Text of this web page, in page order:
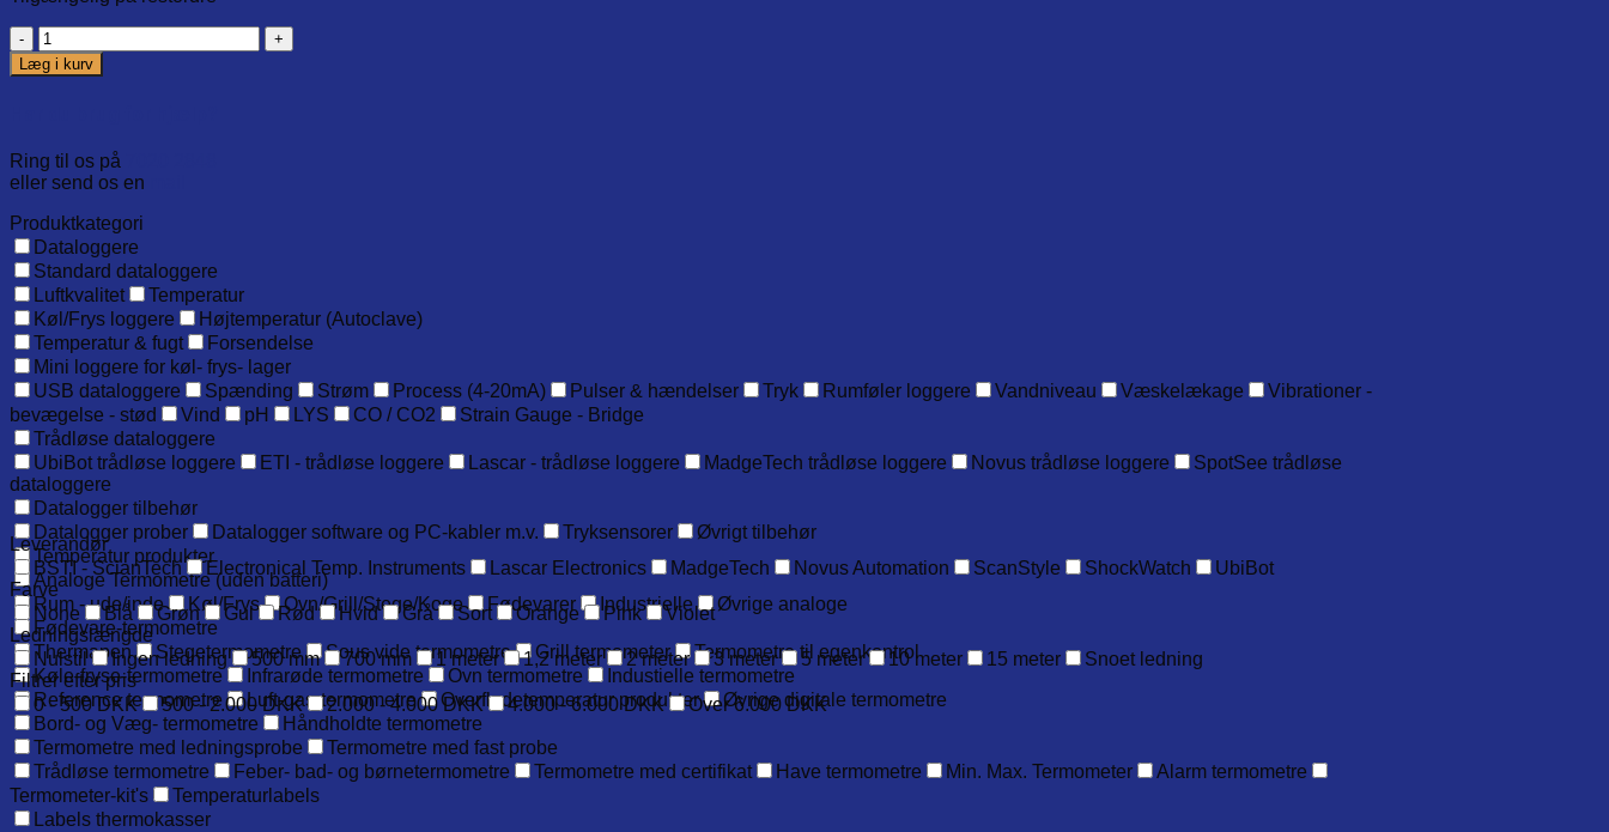
Magnetic
holder
for
Læg i kurv
Ring til os på
eller send os en
Produktkategori
Dataloggere
Standard dataloggere
Luftkvalitet
Temperatur
Køl/Frys loggere
Højtemperatur (Autoclave)
Temperatur & fugt
Forsendelse
Mini loggere for køl- frys- lager
USB dataloggere
Spænding Strøm Process (4-20mA) Pulser & hændelser Tryk Rumføler loggere Vandniveau Væskelækage
Vibrationer -
bevægelse - stød
Vind pH LYS CO / CO2
Strain Gauge - Bridge
Trådløse dataloggere
UbiBot trådløse loggere
ETI - trådløse loggere Lascar - trådløse loggere MadgeTech trådløse loggere Novus trådløse loggere
SpotSee trådløse
dataloggere
Datalogger tilbehør
Datalogger prober
Datalogger software og PC-kabler m.v. Tryksensorer
Øvrigt tilbehør
Temperatur produkter
Analoge Termometre (uden batteri)
Rum - ude/inde
Køl/Frys Ovn/Grill/Stege/Koge Fødevarer Industrielle
Øvrige analoge
Fødevare-termometre
Thermapen
Stegetermometre Sous vide termometre Grill termometer
Termometre til egenkontrol
Køle-fryse-termometre
Infrarøde termometre Ovn termometre
Industielle termometre
Reference termometre
Luft-gas-termometre Overfladetemperatur produkter
Øvrige digitale termometre
Bord- og Væg- termometre
Håndholdte termometre
Termometre med ledningsprobe
Termometre med fast probe
Trådløse termometre
Feber- bad- og børnetermometre Termometre med certifikat Have termometre Min. Max. Termometer
Alarm termometre
Termometer-kit's
Temperaturlabels
Labels thermokasser
Leverandør
BSTI - ScianTech
Electronical Temp. Instruments Lascar Electronics MadgeTech Novus Automation ScanStyle ShockWatch
UbiBot
Farve
None
Blå Grøn Gul Rød Hvid Grå Sort Orange Pink
Violet
Ledningslængde
Nulstil
Ingen ledning 500 mm 700 mm 1 meter 1,2 meter 2 meter 3 meter 5 meter 10 meter 15 meter
Snoet ledning
Filtrer efter pris
0 - 500 DKK
500 - 2.000 DKK 2.000 - 4.000 DKK 4.000 - 6.000 DKK Over 6.000 DKK